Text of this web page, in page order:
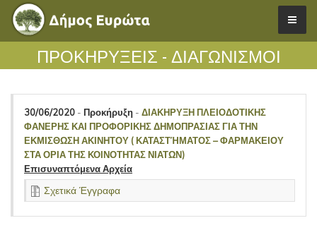
ΠΡΟΚΗΡΎΞΕΙΣ - ΔΙΑΓΩΝΙΣΜΟΊ
30/06/2020 - Προκήρυξη - ΔΙΑΚΗΡΥΞΗ ΠΛΕΙΟΔΟΤΙΚΗΣ
ΦΑΝΕΡΗΣ ΚΑΙ ΠΡΟΦΟΡΙΚΗΣ ΔΗΜΟΠΡΑΣΙΑΣ ΓΙΑ ΤΗΝ
ΕΚΜΙΣΘΩΣΗ ΑΚΙΝΗΤΟΥ ( ΚΑΤΑΣΤΉΜΑΤΟΣ – ΦΑΡΜΑΚΕΙΟΥ
ΣΤΑ ΟΡΙΑ ΤΗΣ ΚΟΙΝΟΤΗΤΑΣ ΝΙΑΤΩΝ)
Επισυναπτόμενα Αρχεία
Σχετικά Έγγραφα